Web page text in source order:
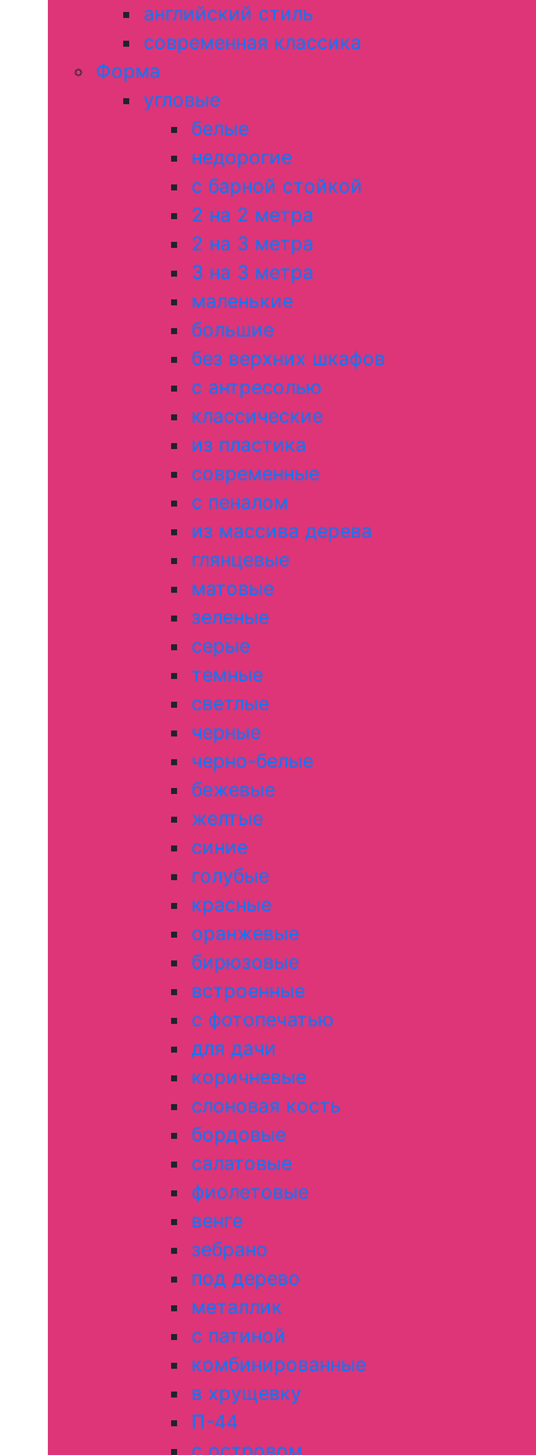
английский стиль
современная классика
Форма
угловые
белые
недорогие
с барной стойкой
2 на 2 метра
2 на 3 метра
3 на 3 метра
маленькие
большие
без верхних шкафов
с антресолью
классические
из пластика
современные
с пеналом
из массива дерева
глянцевые
матовые
зеленые
серые
темные
светлые
черные
черно-белые
бежевые
желтые
синие
голубые
красные
оранжевые
бирюзовые
встроенные
с фотопечатью
для дачи
коричневые
слоновая кость
бордовые
салатовые
фиолетовые
венге
зебрано
под дерево
металлик
с патиной
комбинированные
в хрущевку
П-44